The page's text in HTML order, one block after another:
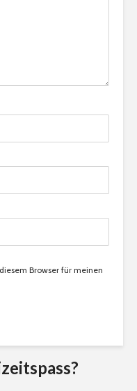
Browser für meinen